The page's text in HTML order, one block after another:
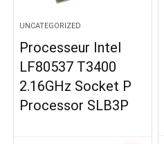
UNCATEGORIZED
Processeur Intel
LF80537 T3400
2.16GHz Socket P
Processor SLB3P